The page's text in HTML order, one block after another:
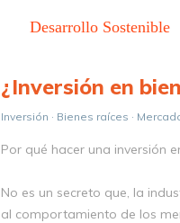
Desarrollo Sostenible
¿Inversión en
Inversión · Bienes raíces ·
Por qué hacer una inversión
No es un secreto que, la
al comportamiento de los